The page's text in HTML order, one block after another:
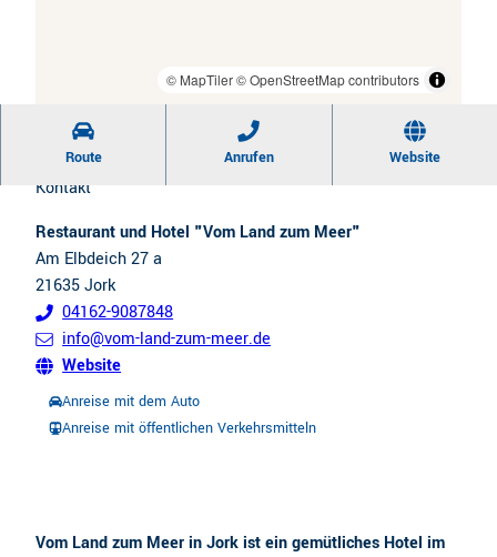
© MapTiler© OpenStreetMap contributors
Route Anrufen Website
Vom Land zum Meer in Jork ist ein gemütliches Hotel im
Kontakt
Restaurant und Hotel "Vom Land zum Meer"
Am Elbdeich 27 a
21635Jork
04162-9087848
info@vom-land-zum-meer.de
Website
Anreise mit dem Auto
Anreise mit öffentlichen Verkehrsmitteln